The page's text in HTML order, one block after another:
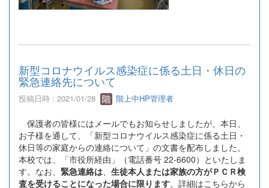
新型コロナウイルス感染症に係る土日・休日の
緊急連絡先について
投稿日時 : 2021/01/28 階上中HP管理者
保護者の皆様にはメールでもお知らせしましたが、本日、
お子様を通して、「新型コロナウイルス感染症に係る土日・
休日等の家庭からの連絡について」の文書を配布しました。
本校では、「市役所経由」（電話番号 22-6600）といたしま
す。なお、 緊急連絡は、 生徒本人または家族の方がＰＣＲ検
査を受けることになった場合に限ります。詳細はこちらから